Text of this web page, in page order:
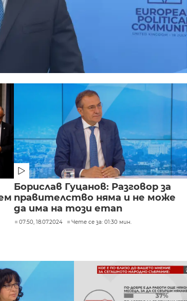
Борислав Гуцанов: Разговор за
правителство няма и не може
да има на този етап
07:50, 18.07.2024 Чете се за: 01:30 мин.